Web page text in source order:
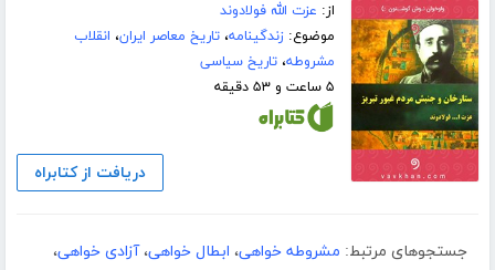
از: عزت الله فولادوند
موضوع:زندگینامه،تاریخ معاصر ایران، انقلاب
مشروطه،تاریخ سیاسی
۵ ساعت و ۵۳ دقیقه
دریافت از کتابراه
جستجوهای مرتبط: مشروطه خواهی، ابطال خواهی،آزادی خواهی،